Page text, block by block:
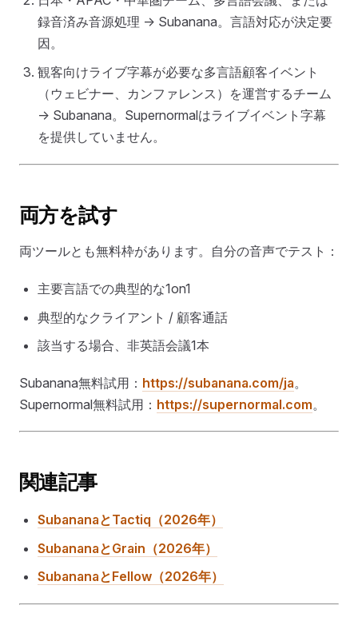
録音済み音源処理 → Subanana。言語対応が決定要
因。
観客向けライブ字幕が必要な多言語顧客イベント
（ウェビナー、カンファレンス）を運営するチーム
→ Subanana。Supernormalはライブイベント字幕
を提供していません。
両方を試す
両ツールとも無料枠があります。自分の音声でテスト：
主要言語での典型的な1on1
典型的なクライアント / 顧客通話
該当する場合、非英語会議1本
Subanana無料試用： https://subanana.com/ja。
Supernormal無料試用： https://supernormal.com。
関連記事
SubananaとTactiq（2026年）
SubananaとGrain（2026年）
SubananaとFellow（2026年）